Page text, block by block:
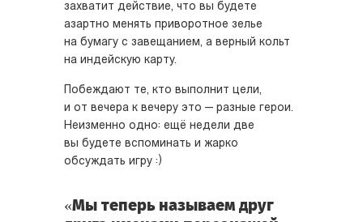
захватит действие, что вы будете
азартно менять приворотное зелье
на бумагу с завещанием, а верный кольт
на индейскую карту.
Побеждают те, кто выполнит цели,
и от вечера к вечеру это — разные герои.
Неизменно одно: ещё недели две
вы будете вспоминать и жарко
обсуждать игру :)
«Мы теперь называем друг